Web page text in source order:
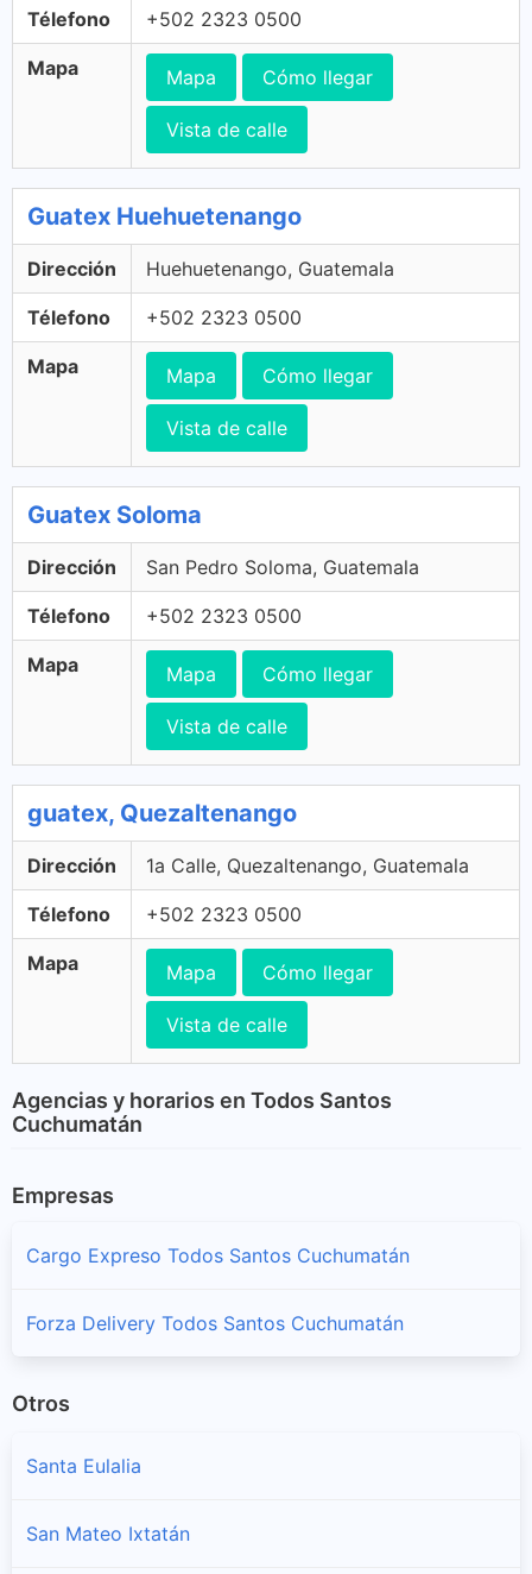
Télefono +502 2323 0500
Mapa Mapa Cómo llegar
Vista de calle
Guatex Huehuetenango
Dirección Huehuetenango, Guatemala
Télefono +502 2323 0500
Mapa Mapa Cómo llegar
Vista de calle
Guatex Soloma
Dirección San Pedro Soloma, Guatemala
Télefono +502 2323 0500
Mapa Mapa Cómo llegar
Vista de calle
guatex, Quezaltenango
Dirección 1a Calle, Quezaltenango, Guatemala
Télefono +502 2323 0500
Mapa Mapa Cómo llegar
Vista de calle
Agencias y horarios en Todos Santos
Cuchumatán
Empresas
Cargo Expreso Todos Santos Cuchumatán
Forza Delivery Todos Santos Cuchumatán
Otros
Santa Eulalia
San Mateo Ixtatán